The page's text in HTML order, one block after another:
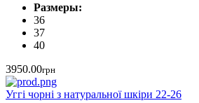
Размеры:
36
37
40
3950.00грн
Уггі чорні з натуральної шкіри 22-26